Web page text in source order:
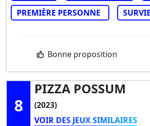
PREMIÈRE PERSONNE
SURVIE
Bonne proposition
8
PIZZA POSSUM
(2023)
VOIR DES JEUX SIMILAIRES